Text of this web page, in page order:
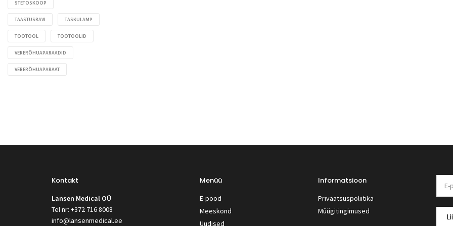
STETOSKOOP
TAASTUSRAVI TASKULAMP
TÖÖTOOL TÖÖTOOLID
VERERÕHUAPARAADID
VERERÕHUAPARAAT
Kontakt
Lansen Medical OÜ
Tel nr: +372 716 8008
info@lansenmedical.ee
Menüü
E-pood
Meeskond
Uudised
Informatsioon
Privaatsuspoliitika
Müügitingimused